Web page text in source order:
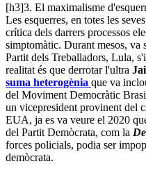
[h3]3. El maximalisme
Les esquerres, en totes les
crítica dels darrers processos
simptomàtic. Durant mesos,
Partit dels Treballadors, Lula,
realitat és que derrotar l'ultra
suma heterogènia que va
del Moviment Democràtic
un vicepresident provinent del
EUA, ja es va veure el 2020
del Partit Demòcrata, com la
forces policials, podia ser
demòcrata.